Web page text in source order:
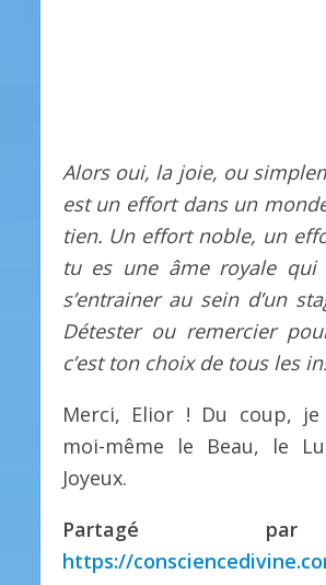
Alors oui, la joie, ou
est un effort dans un
tien. Un effort noble, un
tu es une âme royale qui
s’entrainer au sein d’un
Détester ou remercier
c’est ton choix de tous les
Merci, Elior ! Du coup,
moi-même le Beau, le
Joyeux.
Partagé
https://